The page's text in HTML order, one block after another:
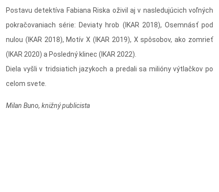
Postavu detektíva Fabiana Riska oživil aj v nasledujúcich voľných
pokračovaniach série: Deviaty hrob (IKAR 2018), Osemnásť pod
nulou (IKAR 2018), Motív X (IKAR 2019), X spôsobov, ako zomrieť
(IKAR 2020) a Posledný klinec (IKAR 2022).
Diela vyšli v tridsiatich jazykoch a predali sa milióny výtlačkov po
celom svete.
Milan Buno, knižný publicista